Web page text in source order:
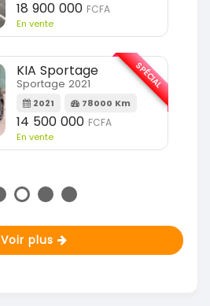
18 900 000 FCFA
En vente
KIA Sportage
Sportage 2021
2021 78000 Km
14 500 000 FCFA
En vente
SPÉCIAL
Voir plus